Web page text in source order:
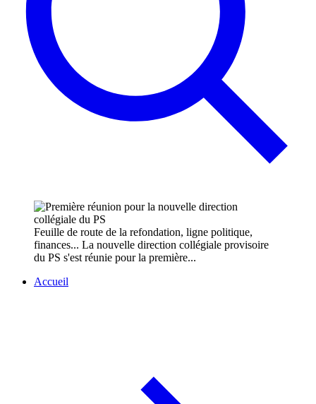
Feuille de route de la refondation, ligne politique,
finances... La nouvelle direction collégiale provisoire
du PS s'est réunie pour la première...
Accueil